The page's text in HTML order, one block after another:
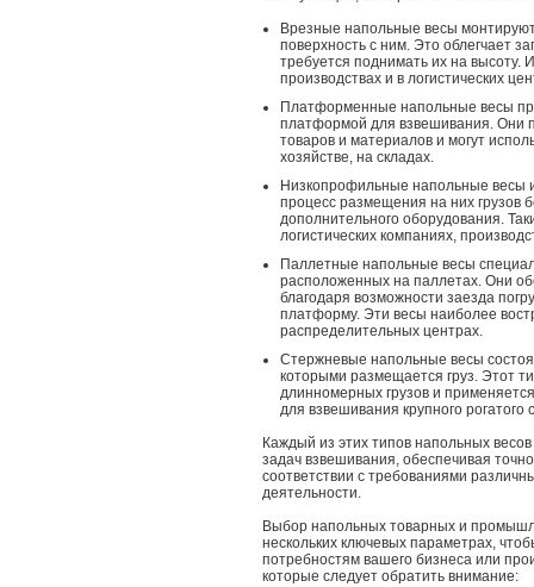
Врезные напольные весы
поверхность с ним. Это облегчает
требуется поднимать их на высоту.
производствах и в логистических
Платформенные напольные весы
платформой для взвешивания. Они
товаров и материалов и могут
хозяйстве, на складах.
Низкопрофильные напольные
процесс размещения на них грузов
дополнительного оборудования.
логистических компаниях,
Паллетные напольные весы
расположенных на паллетах. Они
благодаря возможности заезда
платформу. Эти весы наиболее
распределительных центрах.
Стержневые напольные весы
которыми размещается груз. Этот
длинномерных грузов и
для взвешивания крупного
Каждый из этих типов напольных
задач взвешивания, обеспечивая
соответствии с требованиями
деятельности.
Выбор напольных товарных и
нескольких ключевых параметрах,
потребностям вашего бизнеса или
которые следует обратить внимание: